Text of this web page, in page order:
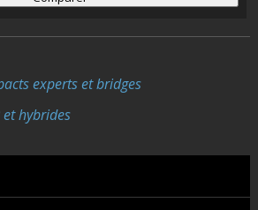
experts et bridges
et hybrides